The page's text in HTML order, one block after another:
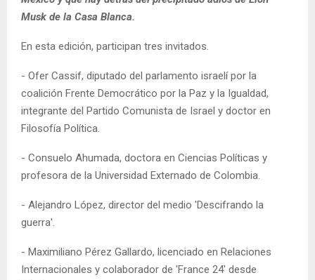
Musk de la Casa Blanca.
En esta edición, participan tres invitados.
- Ofer Cassif, diputado del parlamento israelí por la
coalición Frente Democrático por la Paz y la Igualdad,
integrante del Partido Comunista de Israel y doctor en
Filosofía Política.
- Consuelo Ahumada, doctora en Ciencias Políticas y
profesora de la Universidad Externado de Colombia.
- Alejandro López, director del medio 'Descifrando la
guerra'.
- Maximiliano Pérez Gallardo, licenciado en Relaciones
Internacionales y colaborador de 'France 24' desde